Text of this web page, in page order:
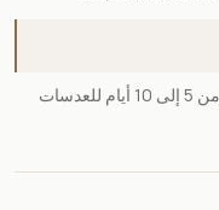
الشحن خلال 24 إلى 48 ساعة للإطار وحده، ومن 5 إلى 10 أيام للعدسات